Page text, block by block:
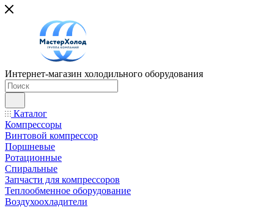
Интернет-магазин холодильного оборудования
Каталог
Компрессоры
Винтовой компрессор
Поршневые
Ротационные
Спиральные
Запчасти для компрессоров
Теплообменное оборудование
Воздухоохладители